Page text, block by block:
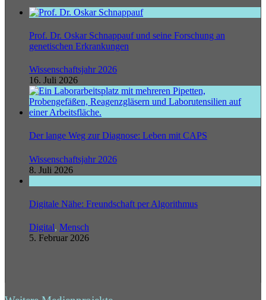
Prof. Dr. Oskar Schnappauf und seine Forschung an
genetischen Erkrankungen
Wissenschaftsjahr 2026
16. Juli 2026
Der lange Weg zur Diagnose: Leben mit CAPS
Wissenschaftsjahr 2026
8. Juli 2026
Digitale Nähe: Freundschaft per Algorithmus
Digital, Mensch
5. Februar 2026